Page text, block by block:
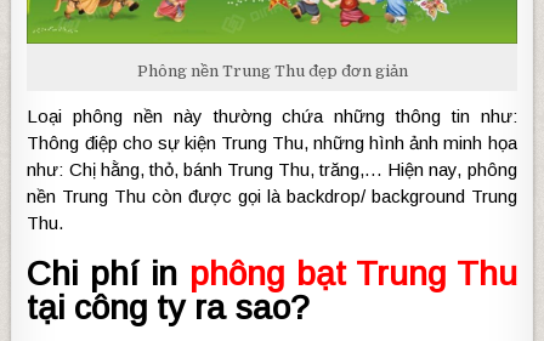
Phông nền Trung Thu đẹp đơn giản
Loại phông nền này thường chứa những thông tin như:
Thông điệp cho sự kiện Trung Thu, những hình ảnh minh họa
như: Chị hằng, thỏ, bánh Trung Thu, trăng,… Hiện nay, phông
nền Trung Thu còn được gọi là backdrop/ background Trung
Thu.
Chi phí in phông bạt Trung Thu
tại công ty ra sao?